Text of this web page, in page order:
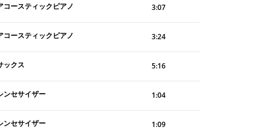
コースティックピアノ 3:07
コースティックピアノ 3:24
ックス 5:16
ンセサイザー 1:04
ンセサイザー 1:09